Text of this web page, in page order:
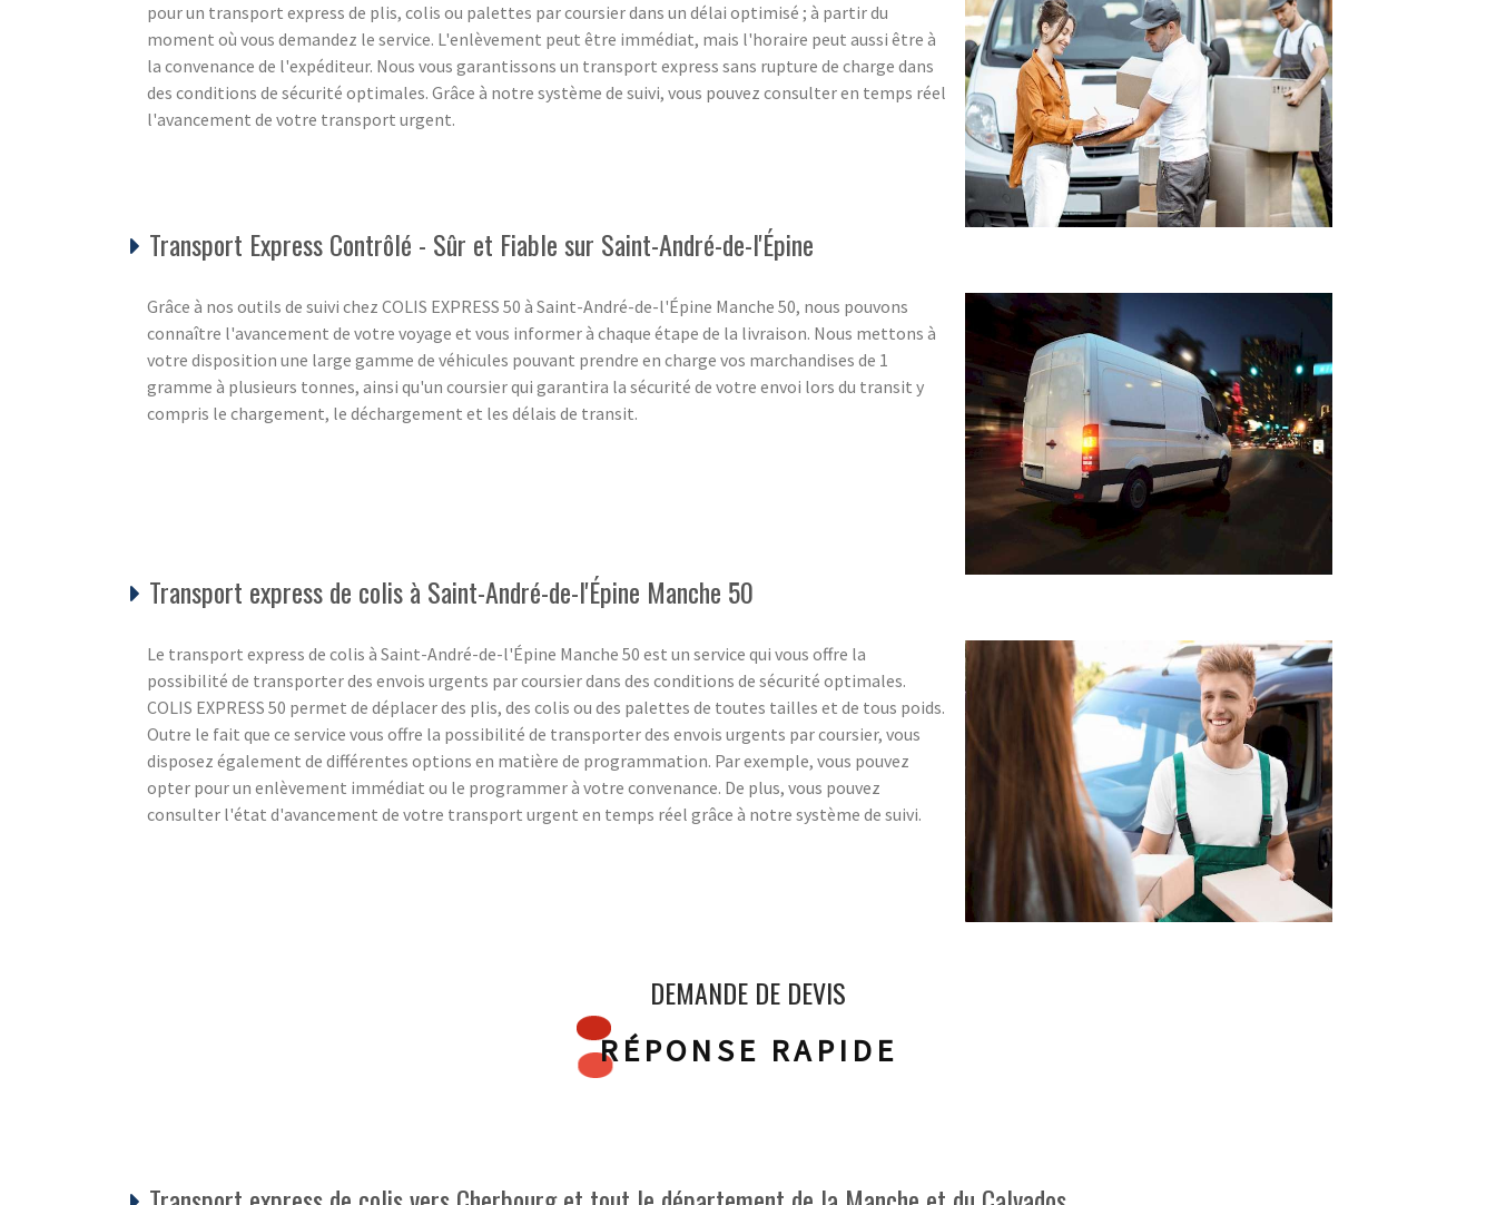
pour un transport express de plis, colis ou palettes par coursier dans un délai optimisé ; à partir du
moment où vous demandez le service. L'enlèvement peut être immédiat, mais l'horaire peut aussi être à
la convenance de l'expéditeur. Nous vous garantissons un transport express sans rupture de charge dans
des conditions de sécurité optimales. Grâce à notre système de suivi, vous pouvez consulter en temps réel
l'avancement de votre transport urgent.
Transport Express Contrôlé - Sûr et Fiable sur Saint-André-de-l'Épine
Grâce à nos outils de suivi chez COLIS EXPRESS 50 à Saint-André-de-l'Épine Manche 50, nous pouvons
connaître l'avancement de votre voyage et vous informer à chaque étape de la livraison. Nous mettons à
votre disposition une large gamme de véhicules pouvant prendre en charge vos marchandises de 1
gramme à plusieurs tonnes, ainsi qu'un coursier qui garantira la sécurité de votre envoi lors du transit y
compris le chargement, le déchargement et les délais de transit.
Transport express de colis à Saint-André-de-l'Épine Manche 50
Le transport express de colis à Saint-André-de-l'Épine Manche 50 est un service qui vous offre la
possibilité de transporter des envois urgents par coursier dans des conditions de sécurité optimales.
COLIS EXPRESS 50 permet de déplacer des plis, des colis ou des palettes de toutes tailles et de tous poids.
Outre le fait que ce service vous offre la possibilité de transporter des envois urgents par coursier, vous
disposez également de différentes options en matière de programmation. Par exemple, vous pouvez
opter pour un enlèvement immédiat ou le programmer à votre convenance. De plus, vous pouvez
consulter l'état d'avancement de votre transport urgent en temps réel grâce à notre système de suivi.
DEMANDE DE DEVIS
RÉPONSE RAPIDE